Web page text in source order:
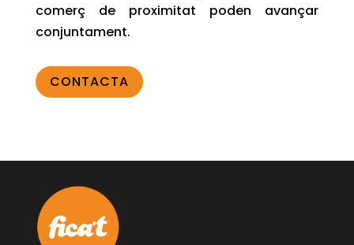
comerç de proximitat poden avançar
conjuntament.
CONTACTA